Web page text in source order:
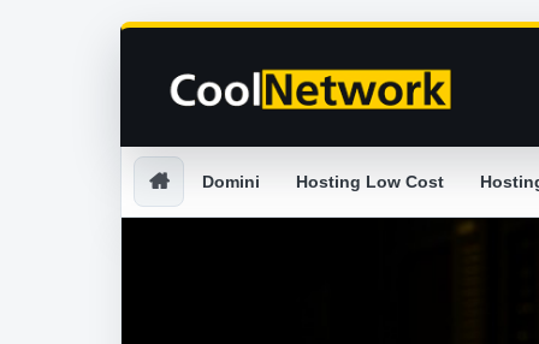
Domini Hosting Low Cost